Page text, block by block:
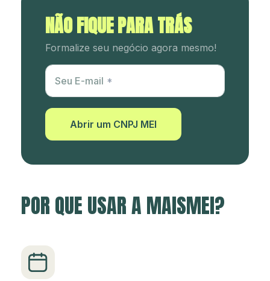
NÃO FIQUE PARA TRÁS
Formalize seu negócio agora mesmo!
Utm Content
Seu E-mail
Abrir um CNPJ MEI
POR QUE USAR A MAISMEI?